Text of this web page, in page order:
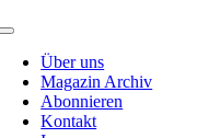
Toggle
NavigationÜber uns
Magazin Archiv
Abonnieren
Kontakt